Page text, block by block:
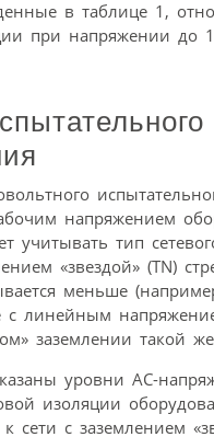
в таблице 1,
при напряжении до
напряжением
учитывать тип
«звездой» (TN)
меньше
с линейным
заземлении такой
уровни АС-
изоляции
сети с заземлением